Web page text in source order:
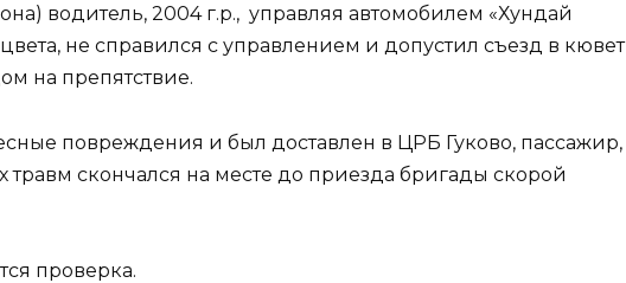
водитель, 2004 г.р., управляя автомобилем «Хундай
не справился с управлением и допустил съезд в кювет
на препятствие.
повреждения и был доставлен в ЦРБ Гуково, пассажир,
травм скончался на месте до приезда бригады скорой
проверка.